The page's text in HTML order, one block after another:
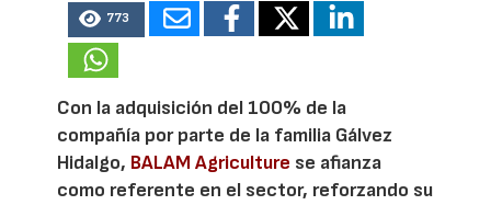
773
Con la adquisición del 100% de la
compañía por parte de la familia Gálvez
Hidalgo, BALAM Agriculture se afianza
como referente en el sector, reforzando su